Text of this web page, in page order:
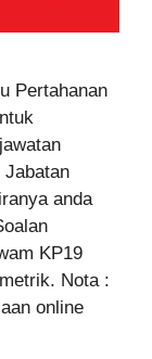
Pertahanan
Jabatan
anda
KP19
Nota :
online